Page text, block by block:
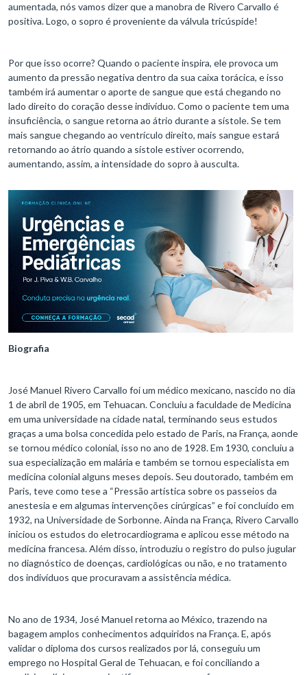
aumentada, nós vamos dizer que a manobra de Rivero Carvallo é
positiva. Logo, o sopro é proveniente da válvula tricúspide!
Por que isso ocorre? Quando o paciente inspira, ele provoca um
aumento da pressão negativa dentro da sua caixa torácica, e isso
também irá aumentar o aporte de sangue que está chegando no
lado direito do coração desse indivíduo. Como o paciente tem uma
insuficiência, o sangue retorna ao átrio durante a sístole. Se tem
mais sangue chegando ao ventrículo direito, mais sangue estará
retornando ao átrio quando a sístole estiver ocorrendo,
aumentando, assim, a intensidade do sopro à ausculta.
Biografia
José Manuel Rivero Carvallo foi um médico mexicano, nascido no dia
1 de abril de 1905, em Tehuacan. Concluiu a faculdade de Medicina
em uma universidade na cidade natal, terminando seus estudos
graças a uma bolsa concedida pelo estado de Paris, na França, aonde
se tornou médico colonial, isso no ano de 1928. Em 1930, concluiu a
sua especialização em malária e também se tornou especialista em
medicina colonial alguns meses depois. Seu doutorado, também em
Paris, teve como tese a “Pressão artística sobre os passeios da
anestesia e em algumas intervenções cirúrgicas” e foi concluído em
1932, na Universidade de Sorbonne. Ainda na França, Rivero Carvallo
iniciou os estudos do eletrocardiograma e aplicou esse método na
medicina francesa. Além disso, introduziu o registro do pulso jugular
no diagnóstico de doenças, cardiológicas ou não, e no tratamento
dos indivíduos que procuravam a assistência médica.
No ano de 1934, José Manuel retorna ao México, trazendo na
bagagem amplos conhecimentos adquiridos na França. E, após
validar o diploma dos cursos realizados por lá, conseguiu um
emprego no Hospital Geral de Tehuacan, e foi conciliando a